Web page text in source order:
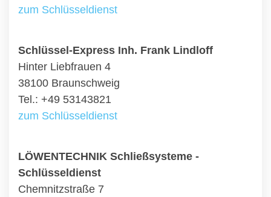
zum Schlüsseldienst
Schlüssel-Express Inh. Frank Lindloff
Hinter Liebfrauen 4
38100 Braunschweig
Tel.: +49 53143821
zum Schlüsseldienst
LÖWENTECHNIK Schließsysteme -
Schlüsseldienst
Chemnitzstraße 7